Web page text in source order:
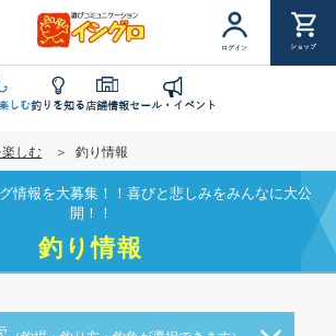
ログイン ショップ
しむ釣りを知る店舗情報セール・イベント
しむ 釣り情報
情報を大募集！！喜びと悲しみをみんなに大公
開！！
釣り情報